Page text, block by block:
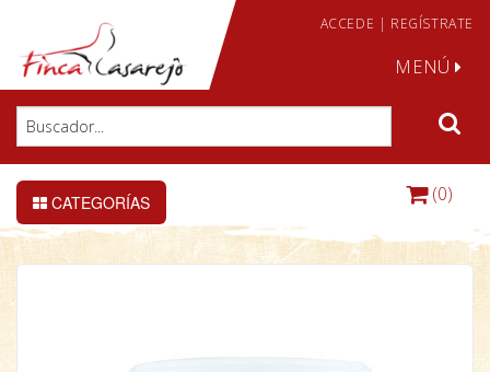
ACCEDE | REGÍSTRATE
MENÚ
CATEGORÍAS (0)